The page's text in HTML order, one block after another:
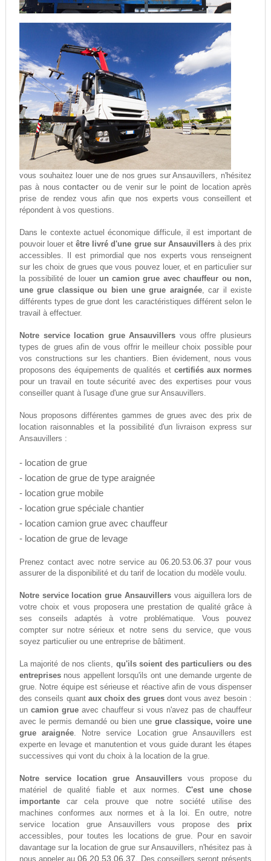
vous souhaitez louer une de nos grues sur Ansauvillers, n'hésitez
pas à nouscontacter ou de venir sur le point de location après
prise de rendez vous afin que nos experts vous conseillent et
répondent à vos questions.
Dans le contexte actuel économique difficule, il est important de
pouvoir louer etêtre livré d'une grue sur Ansauvillersà des prix
accessibles. Il est primordial que nos experts vous renseignent
sur les choix de grues que vous pouvez louer, et en particulier sur
la possibilité de louer un camion grue avec chauffeur ou non,
une grue classique ou bien une grue araignée, car il existe
différents types de grue dont les caractéristiques différent selon le
travail à effectuer.
Notre service location grue Ansauvillers vous offre plusieurs
types de grues afin de vous offrir le meilleur choix possible pour
vos constructions sur les chantiers. Bien évidement, nous vous
proposons des équipements de qualités et certifiés aux normes
pour un travail en toute sécurité avec des expertises pour vous
conseiller quant à l'usage d'une grue sur Ansauvillers.
Nous proposons différentes gammes de grues avec des prix de
location raisonnables et la possibilité d'un livraison express sur
Ansauvillers :
- location de grue
- location de grue de type araignée
- location grue mobile
- location grue spéciale chantier
- location camion grue avec chauffeur
- location de grue de levage
Prenez contact avec notre service au06.20.53.06.37 pour vous
assurer de la disponibilité et du tarif de location du modèle voulu.
Notre service location grue Ansauvillers vous aiguillera lors de
votre choix et vous proposera une prestation de qualité grâce à
ses conseils adaptés à votre problématique. Vous pouvez
compter sur notre sérieux et notre sens du service, que vous
soyez particulier ou une entreprise de bâtiment.
La majorité de nos clients, qu'ils soient des particuliers ou des
entreprisesnous appellent lorsqu'ils ont une demande urgente de
grue. Notre équipe est sérieuse et réactive afin de vous dispenser
des conseils quant aux choix des gruesdont vous avez besoin :
un camion grueavec chauffeur si vous n'avez pas de chauffeur
avec le permis demandé ou bien unegrue classique, voire une
grue araignée. Notre service Location grue Ansauvillers est
experte en levage et manutention et vous guide durant les étapes
successives qui vont du choix à la location de la grue.
Notre service location grue Ansauvillersvous propose du
matériel de qualité fiable et aux normes. C'est une chose
importantecar cela prouve que notre société utilise des
machines conformes aux normes et à la loi. En outre, notre
service location grue Ansauvillers vous propose des prix
accessibles, pour toutes les locations de grue. Pour en savoir
davantage sur la location de grue sur Ansauvillers, n'hésitez pas à
nous appeler au06.20.53.06.37. Des conseillers seront présents